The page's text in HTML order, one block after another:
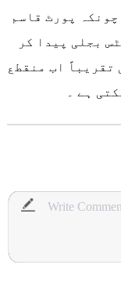
چونکہ پورٹ قاسم
بجلی پیدا کر
تقریباً اب منقطع
ہے ۔